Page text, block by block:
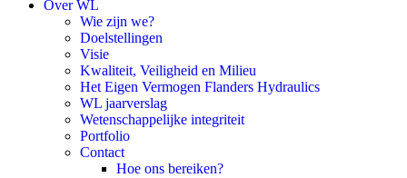
Over WL
Wie zijn we?
Doelstellingen
Visie
Kwaliteit, Veiligheid en Milieu
Het Eigen Vermogen Flanders Hydraulics
WL jaarverslag
Wetenschappelijke integriteit
Portfolio
Contact
Hoe ons bereiken?